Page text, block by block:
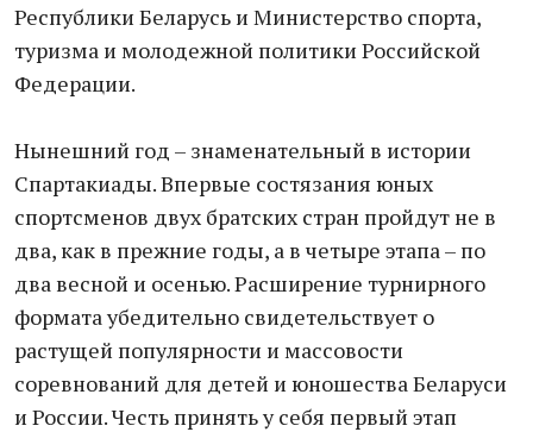
Республики Беларусь и Министерство спорта,
туризма и молодежной политики Российской
Федерации.
Нынешний год – знаменательный в истории
Спартакиады. Впервые состязания юных
спортсменов двух братских стран пройдут не в
два, как в прежние годы, а в четыре этапа – по
два весной и осенью. Расширение турнирного
формата убедительно свидетельствует о
растущей популярности и массовости
соревнований для детей и юношества Беларуси
и России. Честь принять у себя первый этап